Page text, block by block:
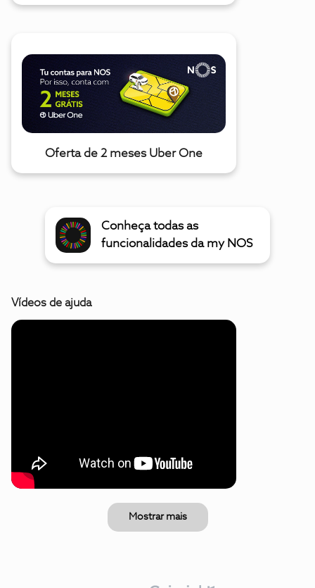
Oferta de 2 meses Uber One
Conheça todas as
funcionalidades da my NOS
Vídeos de ajuda
Mostrar mais